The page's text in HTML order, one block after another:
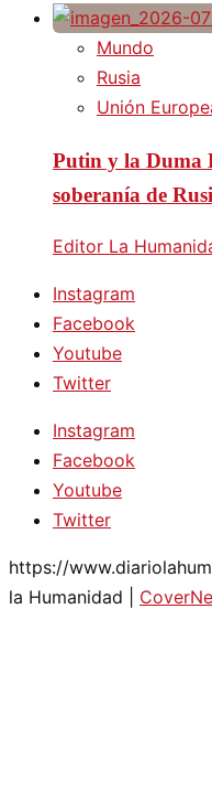
Mundo
Rusia
Unión
Putin y la Duma
soberanía de
Editor La
Instagram
Facebook
Youtube
Twitter
Instagram
Facebook
Youtube
Twitter
https://
la Humanidad